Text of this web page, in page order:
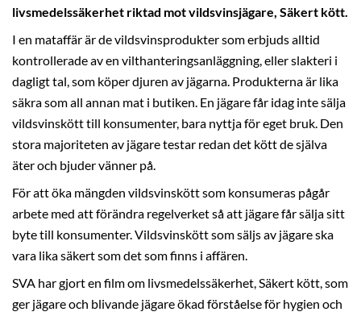
livsmedelssäkerhet riktad mot vildsvinsjägare, Säkert kött.
I en mataffär är de vildsvinsprodukter som erbjuds alltid
kontrollerade av en vilthanteringsanläggning, eller slakteri i
dagligt tal, som köper djuren av jägarna. Produkterna är lika
säkra som all annan mat i butiken. En jägare får idag inte sälja
vildsvinskött till konsumenter, bara nyttja för eget bruk. Den
stora majoriteten av jägare testar redan det kött de själva
äter och bjuder vänner på.
För att öka mängden vildsvinskött som konsumeras pågår
arbete med att förändra regelverket så att jägare får sälja sitt
byte till konsumenter. Vildsvinskött som säljs av jägare ska
vara lika säkert som det som finns i affären.
SVA har gjort en film om livsmedelssäkerhet, Säkert kött, som
ger jägare och blivande jägare ökad förståelse för hygien och